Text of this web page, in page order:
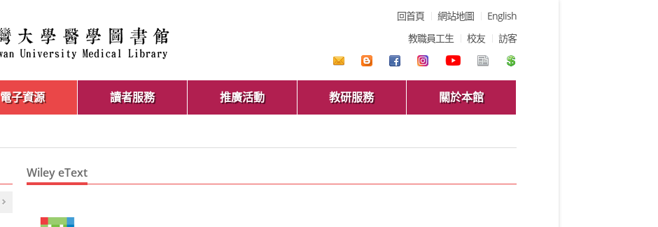
回首頁 網站地圖
English
教職員工生
校友 訪客
電子資源 讀者服務 推廣活動 教研服務 關於本館
Wiley eText